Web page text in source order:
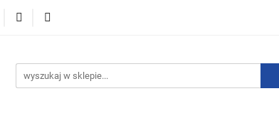
Zapowiedzi
Wydawnictwa